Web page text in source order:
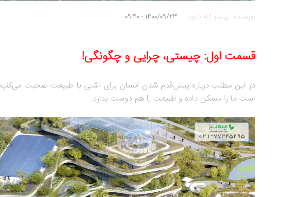
نویسنده : پرستو گله داری |
1400/09/23 - 09:40
قسمت اول: چیستی، چرایی و چگونگی!
در این مطلب درباره پیش‌قدم شدن انسان برای آشتی با طبیعت صحبت می‌کنیم.
است ما را مسکن داده و طبیعت را هم دوست بدارد.